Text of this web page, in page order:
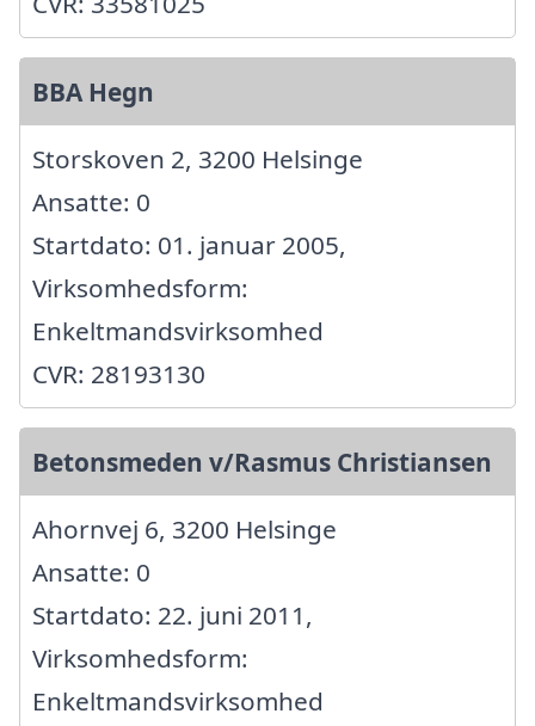
BBA Hegn
Storskoven 2, 3200 Helsinge
Ansatte: 0
Startdato: 01. januar 2005,
Virksomhedsform:
Enkeltmandsvirksomhed
CVR: 28193130
Betonsmeden v/Rasmus Christiansen
Ahornvej 6, 3200 Helsinge
Ansatte: 0
Startdato: 22. juni 2011,
Virksomhedsform:
Enkeltmandsvirksomhed